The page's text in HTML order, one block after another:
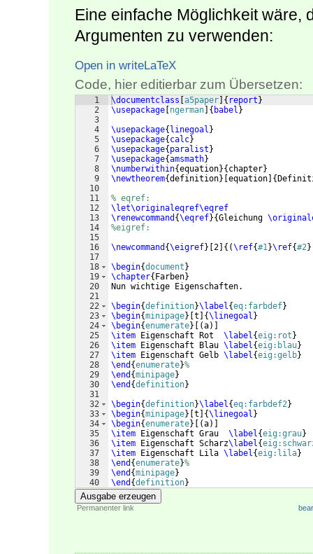
Eine einfache Möglichkeit wäre,
Argumenten zu verwenden:
Open in writeLaTeX
Code, hier editierbar zum Übersetzen:
1
2
3
4
5
6
7
8
9
10
11
12
13
14
15
16
17
18
19
20
21
22
23
24
25
26
27
28
29
30
31
32
33
34
35
36
37
38
39
40
41
\documentclass a5paper { report }
\usepackage ngerman { babel }
\usepackage{ linegoal }
\usepackage{ calc}
\usepackage{ paralist }
\usepackage{amsmath}
\numberwithin{equation}{ chapter}
\newtheorem{definition} equation {
% eqref:
\let\originaleqref\eqref
\renewcommand {\eqref}{Gleichung
%eigref:
\newcommand {\eigref} 2 {(\ref{#1}\ref{#2}
\begin{document }
\chapter{ Farben}
Nun wichtige Eigenschaften.
\begin{definition}\label{eq:farbdef}
\begin{minipage} t {\linegoal }
\begin{enumerate} [(a)]
\item Eigenschaft Rot \label{eig:rot }
\item Eigenschaft Blau \label{eig:blau}
\item Eigenschaft Gelb \label{eig:gelb}
\end {enumerate}%
\end {minipage}
\end {definition}
\begin{definition}\label{eq:farbdef2}
\begin{minipage} t {\linegoal }
\begin{enumerate} [(a)]
\item Eigenschaft Grau \label{eig:grau}
\item Eigenschaft Scharz\label{
\item Eigenschaft Lila \label{eig:lila}
\end {enumerate}%
\end {minipage}
\end {definition}
Ausgabe erzeugen
Permanenter link